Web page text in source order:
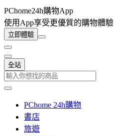
PChome24h購物App
使用App享受更優質的購物體驗
立即體驗
全站
PChome 24h購物
書店
旅遊